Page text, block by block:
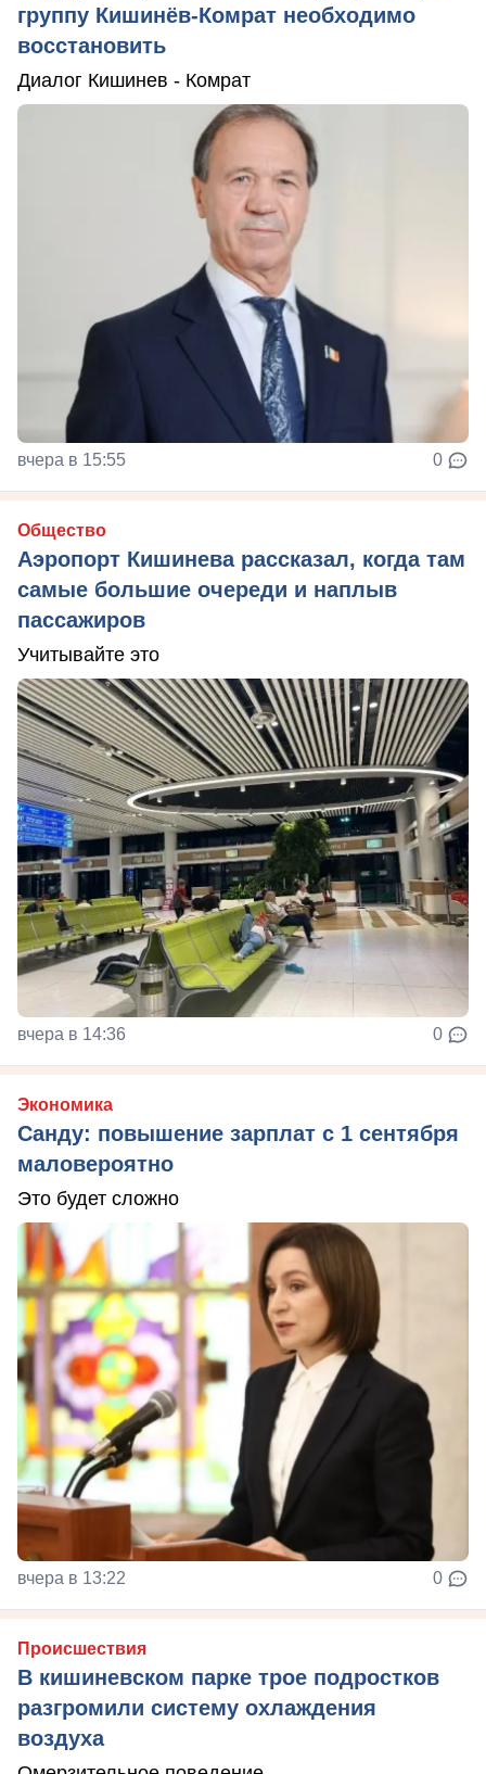
группу Кишинёв-Комрат необходимо
восстановить
Диалог Кишинев - Комрат
вчера в 15:55 0
Общество
Аэропорт Кишинева рассказал, когда там
самые большие очереди и наплыв
пассажиров
Учитывайте это
вчера в 14:36 0
Экономика
Санду: повышение зарплат с 1 сентября
маловероятно
Это будет сложно
вчера в 13:22 0
Происшествия
В кишиневском парке трое подростков
разгромили систему охлаждения
воздуха